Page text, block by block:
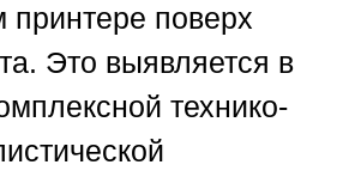
принтере поверх
Это выявляется в
технико-